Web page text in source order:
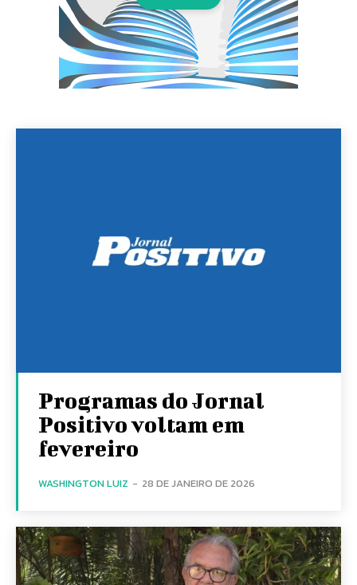
Programas do Jornal
Positivo voltam em
fevereiro
WASHINGTON LUIZ - 28 DE JANEIRO DE 2026